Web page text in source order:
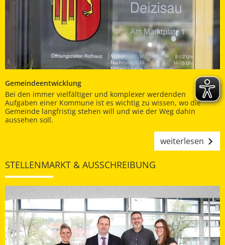
Gemeindeentwicklung
Bei den immer vielfältiger und komplexer werdenden
Aufgaben einer Kommune ist es wichtig zu wissen, wo die
Gemeinde langfristig stehen will und wie der Weg dahin
aussehen soll.
weiterlesen
STELLENMARKT & AUSSCHREIBUNG